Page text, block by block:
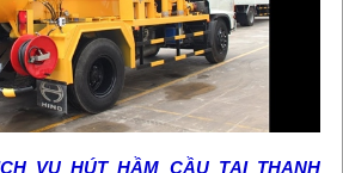
VỤ HÚT HẦM CẦU TẠI THANH